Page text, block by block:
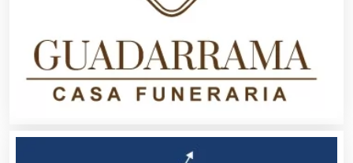
Deportes
Depósitos Dentales